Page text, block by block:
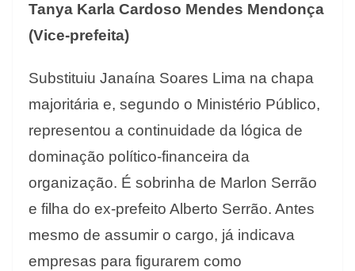
Tanya Karla Cardoso Mendes Mendonça
(Vice-prefeita)
Substituiu Janaína Soares Lima na chapa
majoritária e, segundo o Ministério Público,
representou a continuidade da lógica de
dominação político-financeira da
organização. É sobrinha de Marlon Serrão
e filha do ex-prefeito Alberto Serrão. Antes
mesmo de assumir o cargo, já indicava
empresas para figurarem como